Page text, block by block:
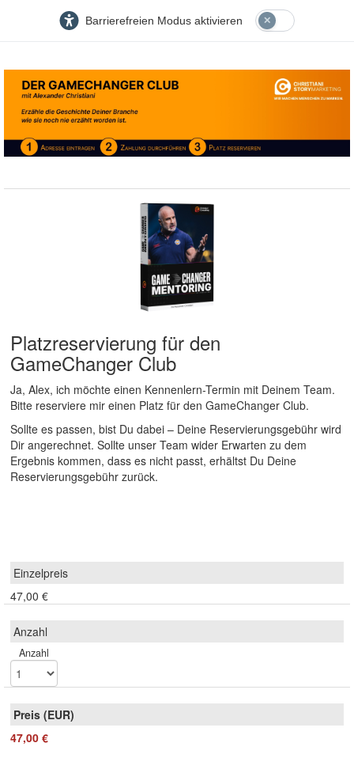
Barrierefreien Modus aktivieren
Platzreservierung für den
GameChanger Club
Ja, Alex, ich möchte einen Kennenlern-Termin mit Deinem Team.
Bitte reserviere mir einen Platz für den GameChanger Club.
Sollte es passen, bist Du dabei – Deine Reservierungsgebühr wird
Dir angerechnet. Sollte unser Team wider Erwarten zu dem
Ergebnis kommen, dass es nicht passt, erhältst Du Deine
Reservierungsgebühr zurück.
47,00 €
Anzahl
47,00 €